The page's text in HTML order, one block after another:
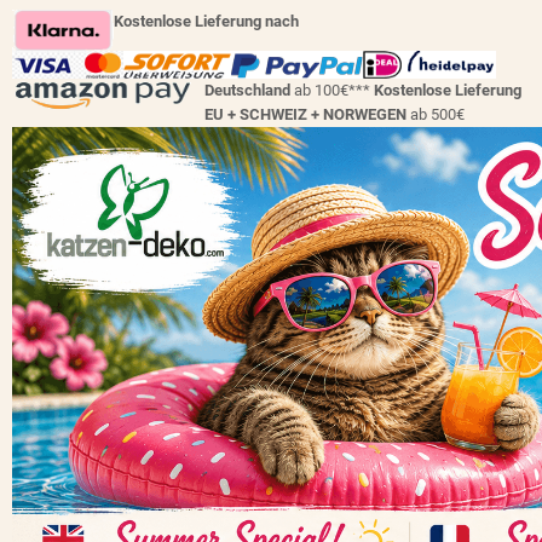
Kostenlose Lieferung nach
Deutschland ab 100€*** Kostenlose Lieferung
EU + SCHWEIZ + NORWEGEN ab 500€